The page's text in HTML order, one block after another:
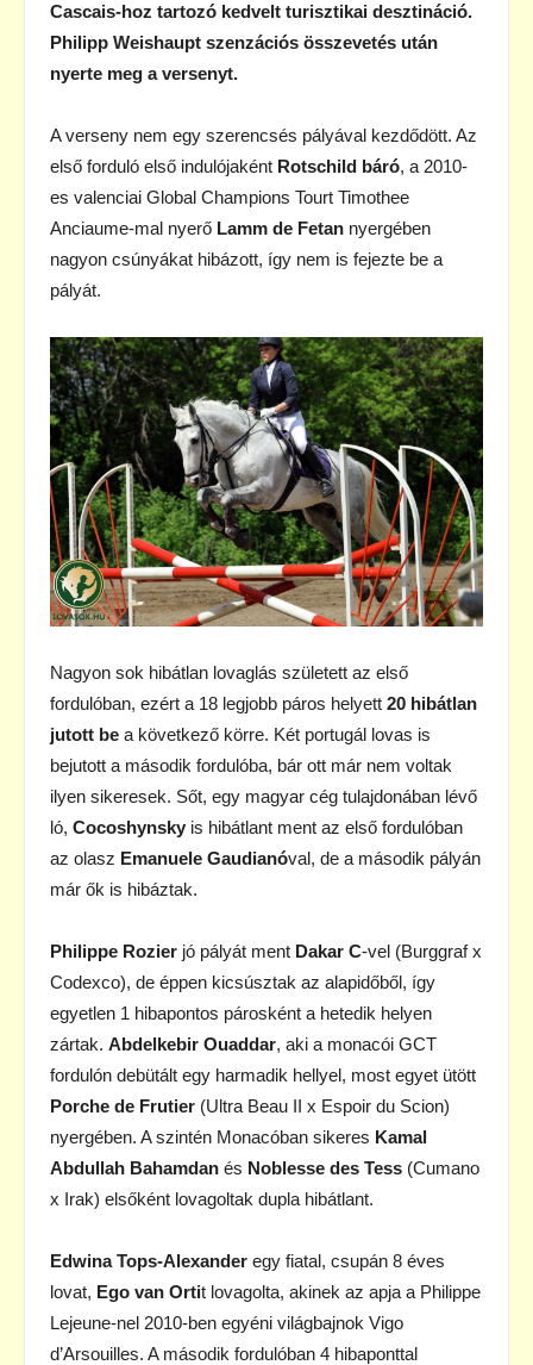
Cascais-hoz tartozó kedvelt turisztikai desztináció.
Philipp Weishaupt szenzációs összevetés után
nyerte meg a versenyt.
A verseny nem egy szerencsés pályával kezdődött. Az
első forduló első indulójaként Rotschild báró, a 2010-
es valenciai Global Champions Tourt Timothee
Anciaume-mal nyerő Lamm de Fetan nyergében
nagyon csúnyákat hibázott, így nem is fejezte be a
pályát.
Nagyon sok hibátlan lovaglás született az első
fordulóban, ezért a 18 legjobb páros helyett 20 hibátlan
jutott be a következő körre. Két portugál lovas is
bejutott a második fordulóba, bár ott már nem voltak
ilyen sikeresek. Sőt, egy magyar cég tulajdonában lévő
ló, Cocoshynsky is hibátlant ment az első fordulóban
az olasz Emanuele Gaudianóval, de a második pályán
már ők is hibáztak.
Philippe Rozier jó pályát ment Dakar C-vel (Burggraf x
Codexco), de éppen kicsúsztak az alapidőből, így
egyetlen 1 hibapontos párosként a hetedik helyen
zártak. Abdelkebir Ouaddar, aki a monacói GCT
fordulón debütált egy harmadik hellyel, most egyet ütött
Porche de Frutier (Ultra Beau II x Espoir du Scion)
nyergében. A szintén Monacóban sikeres Kamal
Abdullah Bahamdan és Noblesse des Tess (Cumano
x Irak) elsőként lovagoltak dupla hibátlant.
Edwina Tops-Alexander egy fiatal, csupán 8 éves
lovat, Ego van Ortit lovagolta, akinek az apja a Philippe
Lejeune-nel 2010-ben egyéni világbajnok Vigo
d’Arsouilles. A második fordulóban 4 hibaponttal